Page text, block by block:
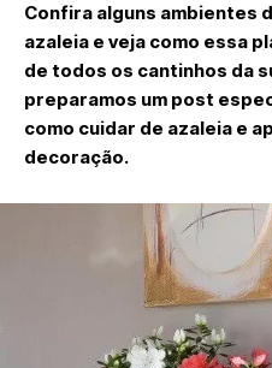
Confira alguns ambientes
azaleia e veja como essa
de todos os cantinhos da
preparamos um post
como cuidar de azaleia e
decoração.